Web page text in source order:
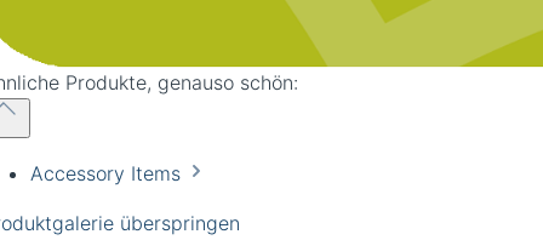
Produkte, genauso schön:
Accessory Items
überspringen